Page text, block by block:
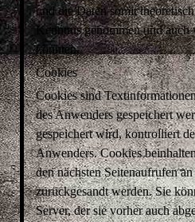
und die Daten somit
Kenntnis genommen und auch
könnten.
Cookies
Cookies sind
des Anwenders gespeichert
gespeichert wird, kontrolliert
Anwenders. Cookies
den nächsten Seitenaufrufen
zurückgesandt werden. Sie
Server, der sie vorher auch